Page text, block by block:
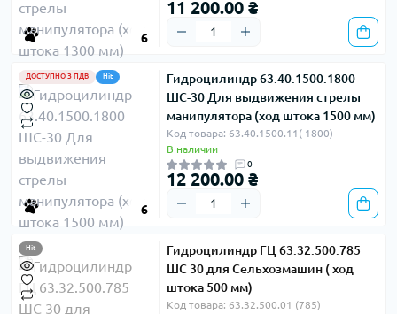
6
11 200.00 ₴
ДОСТУПНО З ПДВ Hit
6
Гидроцилиндр 63.40.1500.1800
ШС-30 Для выдвижения стрелы
манипулятора (ход штока 1500 мм)
Код товара: 63.40.1500.11( 1800)
В наличии
0
12 200.00 ₴
Hit
Гидроцилиндр ГЦ 63.32.500.785
ШС 30 для Сельхозмашин ( ход
штока 500 мм)
Код товара: 63.32.500.01 (785)